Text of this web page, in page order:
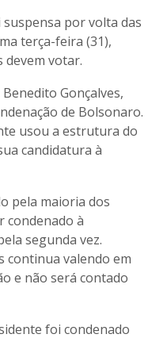
por volta das
terça-feira (31),
votar.
Gonçalves,
de Bolsonaro.
usou a estrutura do
candidatura à
pela maioria dos
condenado à
segunda vez.
continua valendo em
e não será contado
foi condenado